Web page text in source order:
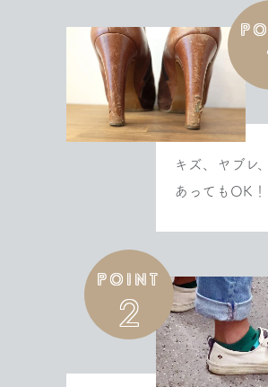
キズ、ヤブレ
あってもOK！
POINT
2